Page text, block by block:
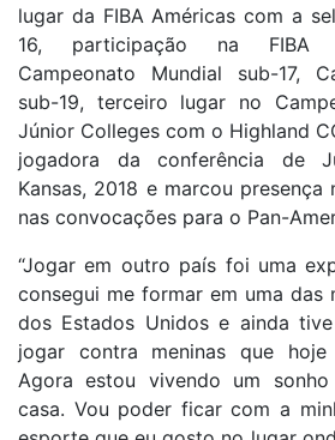
lugar da FIBA Américas com a
16, participação na FIBA
Campeonato Mundial sub-17,
sub-19, terceiro lugar no
Júnior Colleges com o Highland
jogadora da conferência de
Kansas, 2018 e marcou presença
nas convocações para o Pan-
“Jogar em outro país foi uma
consegui me formar em uma das
dos Estados Unidos e ainda
jogar contra meninas que hoje
Agora estou vivendo um
casa. Vou poder ficar com a